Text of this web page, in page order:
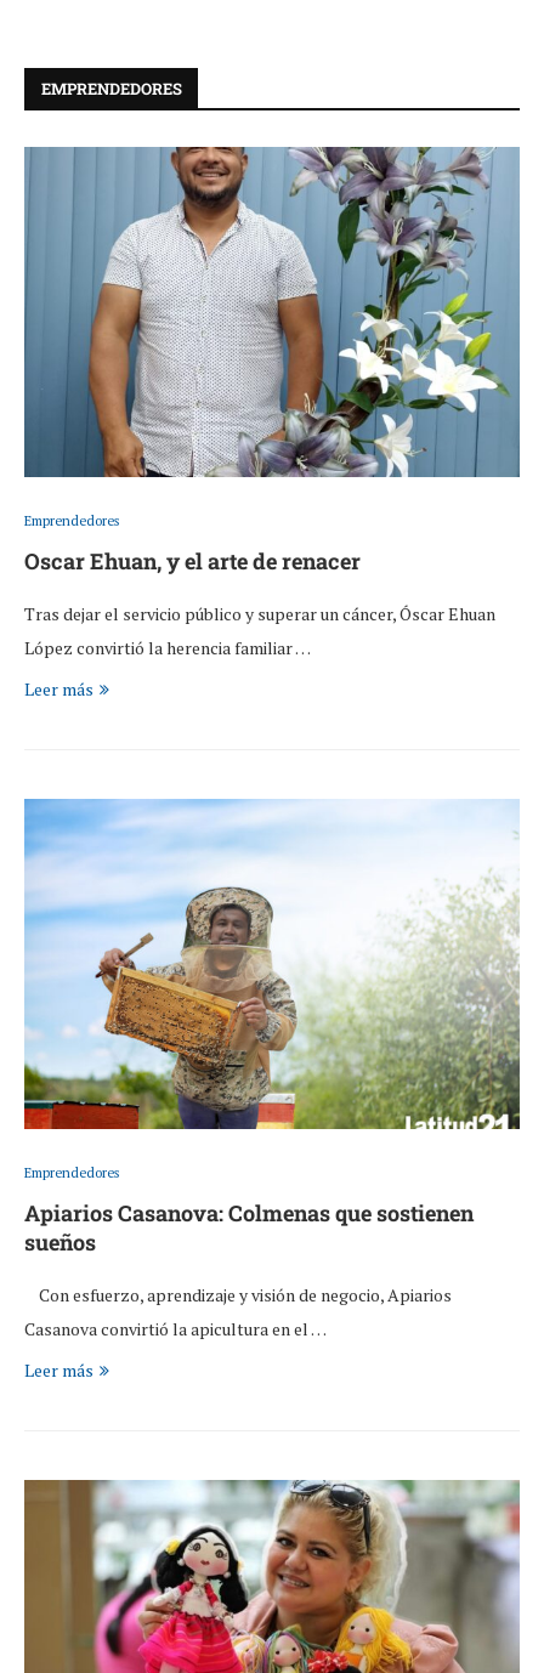
EMPRENDEDORES
Emprendedores
Oscar Ehuan, y el arte de renacer
Tras dejar el servicio público y superar un cáncer, Óscar Ehuan
López convirtió la herencia familiar …
Leer más
Emprendedores
Apiarios Casanova: Colmenas que sostienen
sueños
Con esfuerzo, aprendizaje y visión de negocio, Apiarios
Casanova convirtió la apicultura en el …
Leer más